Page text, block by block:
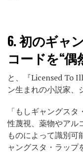
6.初のギャ
コードを“
と、『Licensed To
ン生まれの小説家、
「もしギャングス
性蔑視、薬物やアル
ものによって識別可
ャングスタ・ラップ